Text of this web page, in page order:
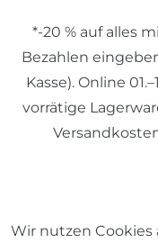
*-20 % auf alles
Bezahlen
Kasse). Online
vorrätige
Wir nutzen Cookies